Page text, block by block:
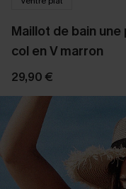
Maillot de bain
col en V marron
29,90 €